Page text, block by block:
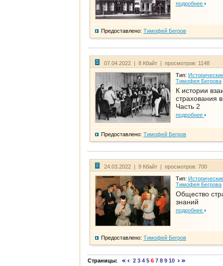
подробнее
Предоставлено: Тимофей Бегров
07.04.2022 | 8 Кбайт | просмотров: 1148
Тип:
Тимофея Бегрова
К истории
страхования
Часть 2
подробнее
Предоставлено: Тимофей Бегров
24.03.2022 | 9 Кбайт | просмотров: 700
Тип:
Тимофея Бегрова
Общество
знаний
подробнее
Предоставлено: Тимофей Бегров
Страницы: 2 3 4 5 6 7 8 9 10